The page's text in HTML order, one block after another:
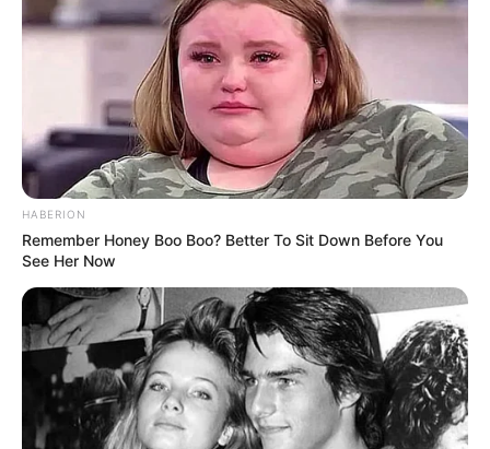
HABERION
Remember Honey Boo Boo? Better To Sit Down Before You
See Her Now